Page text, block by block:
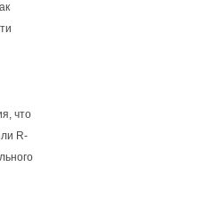
что
R-